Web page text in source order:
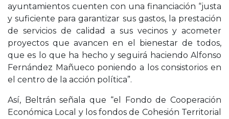
ayuntamientos cuenten con una financiación “justa
y suficiente para garantizar sus gastos, la prestación
de servicios de calidad a sus vecinos y acometer
proyectos que avancen en el bienestar de todos,
que es lo que ha hecho y seguirá haciendo Alfonso
Fernández Mañueco poniendo a los consistorios en
el centro de la acción política”.
Así, Beltrán señala que “el Fondo de Cooperación
Económica Local y los fondos de Cohesión Territorial